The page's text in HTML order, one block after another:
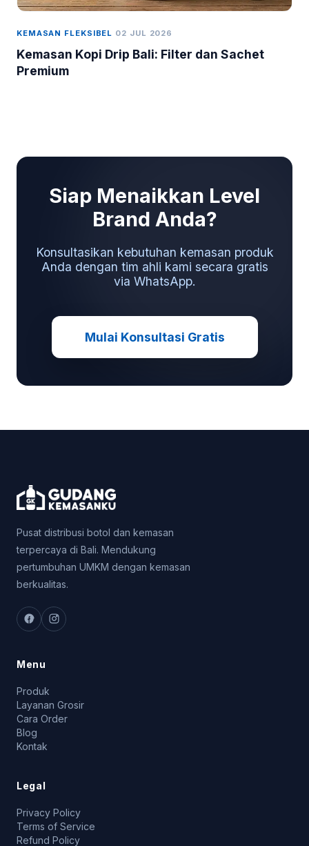
KEMASAN FLEKSIBEL 02 JUL 2026
Kemasan Kopi Drip Bali: Filter dan Sachet
Premium
Siap Menaikkan Level
Brand Anda?
Konsultasikan kebutuhan kemasan produk
Anda dengan tim ahli kami secara gratis
via WhatsApp.
Mulai Konsultasi Gratis
Pusat distribusi botol dan kemasan
terpercaya di Bali. Mendukung
pertumbuhan UMKM dengan kemasan
berkualitas.
Menu
Produk
Layanan Grosir
Cara Order
Blog
Kontak
Legal
Privacy Policy
Terms of Service
Refund Policy